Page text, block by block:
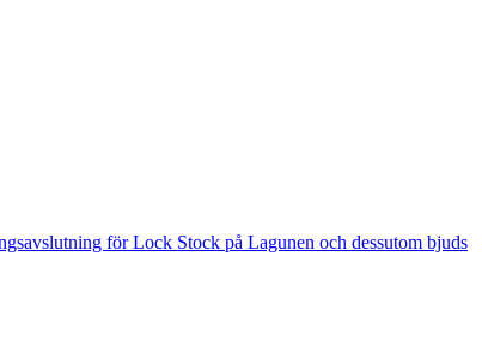
för Lock Stock på Lagunen och dessutom bjuds